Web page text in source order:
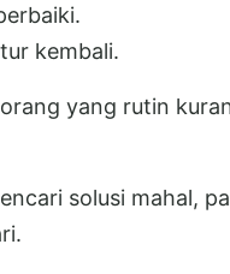
kembali.
yang rutin
solusi mahal,